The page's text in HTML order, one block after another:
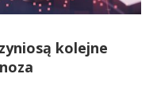
kolejne